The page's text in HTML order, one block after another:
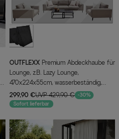
OUTFLEXX
Lounge, z.B. Lazy Lounge,
470x224x55cm, wasserbeständig,
schwarz
299,90 €UVP 429,90 € -30%
Sofort lieferbar